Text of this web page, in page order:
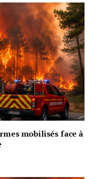
mobilisés face à